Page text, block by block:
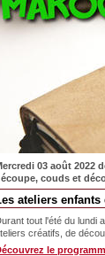
03 août 2022
couds et
ateliers enfants
tout l'été du lundi
créatifs, de
le